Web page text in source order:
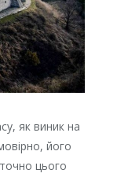
як виник на
його
цього